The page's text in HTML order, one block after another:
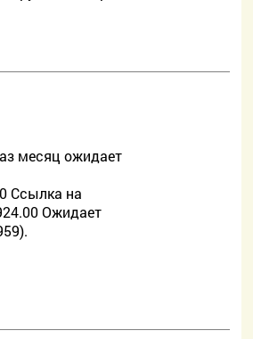
месяц ожидает
Ссылка на
Ожидает